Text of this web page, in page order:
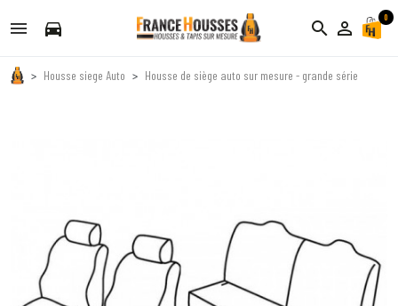
directions_car search person_outline
0
Housse siege Auto Housse de siège auto sur mesure - grande série